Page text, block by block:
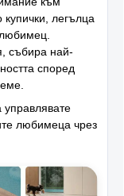
легълца
събира най-
според
любимеца чрез